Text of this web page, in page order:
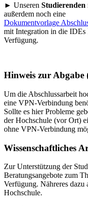
► Unseren
außerdem noch eine
Dokumentvorlage
mit Integration in die IDEs
Verfügung.
Hinweis zur Abgabe
Um die Abschlussarbeit
eine VPN-Verbindung
Sollte es hier Probleme
der Hochschule (vor Ort)
ohne VPN-Verbindung
Wissenschaftliches
Zur Unterstützung der
Beratungsangebote zum
Verfügung. Nähreres dazu
Hochschule.